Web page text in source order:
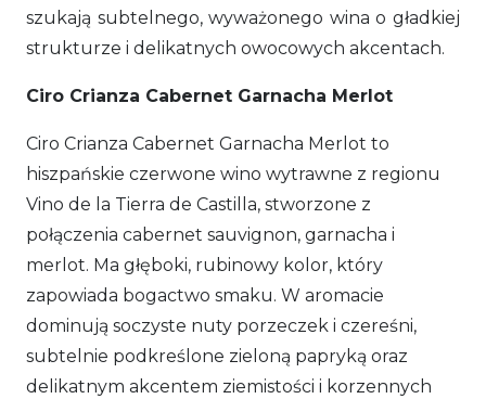
szukają subtelnego, wyważonego wina o gładkiej
strukturze i delikatnych owocowych akcentach.
Ciro Crianza Cabernet Garnacha Merlot
Ciro Crianza Cabernet Garnacha Merlot to
hiszpańskie czerwone wino wytrawne z regionu
Vino de la Tierra de Castilla, stworzone z
połączenia cabernet sauvignon, garnacha i
merlot. Ma głęboki, rubinowy kolor, który
zapowiada bogactwo smaku. W aromacie
dominują soczyste nuty porzeczek i czereśni,
subtelnie podkreślone zieloną papryką oraz
delikatnym akcentem ziemistości i korzennych